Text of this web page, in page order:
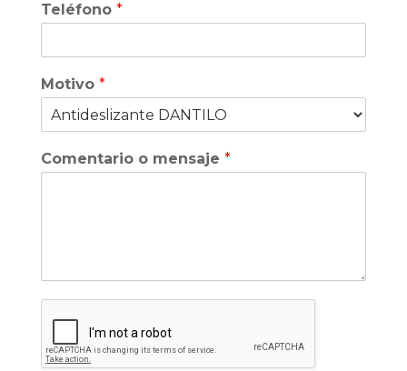
Teléfono *
Motivo *
Comentario o mensaje *